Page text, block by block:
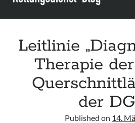
Leitlinie „Bauchschmerz bei Kindern und
Leitlinie „Kopfschmerzen bei Kindern und
Diagnostik“ der GPR
Leitlinie
Therapie
der
Published on 14.